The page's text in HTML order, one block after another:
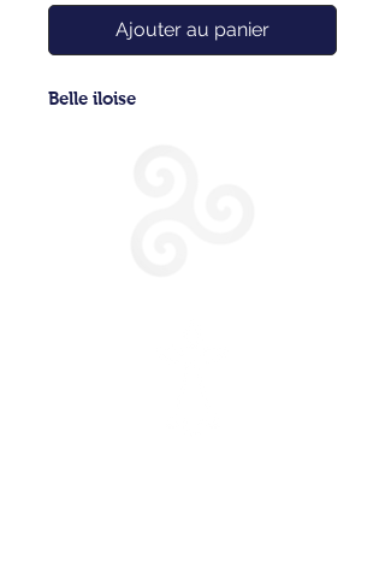
Ajouter au panier
Belle iloise